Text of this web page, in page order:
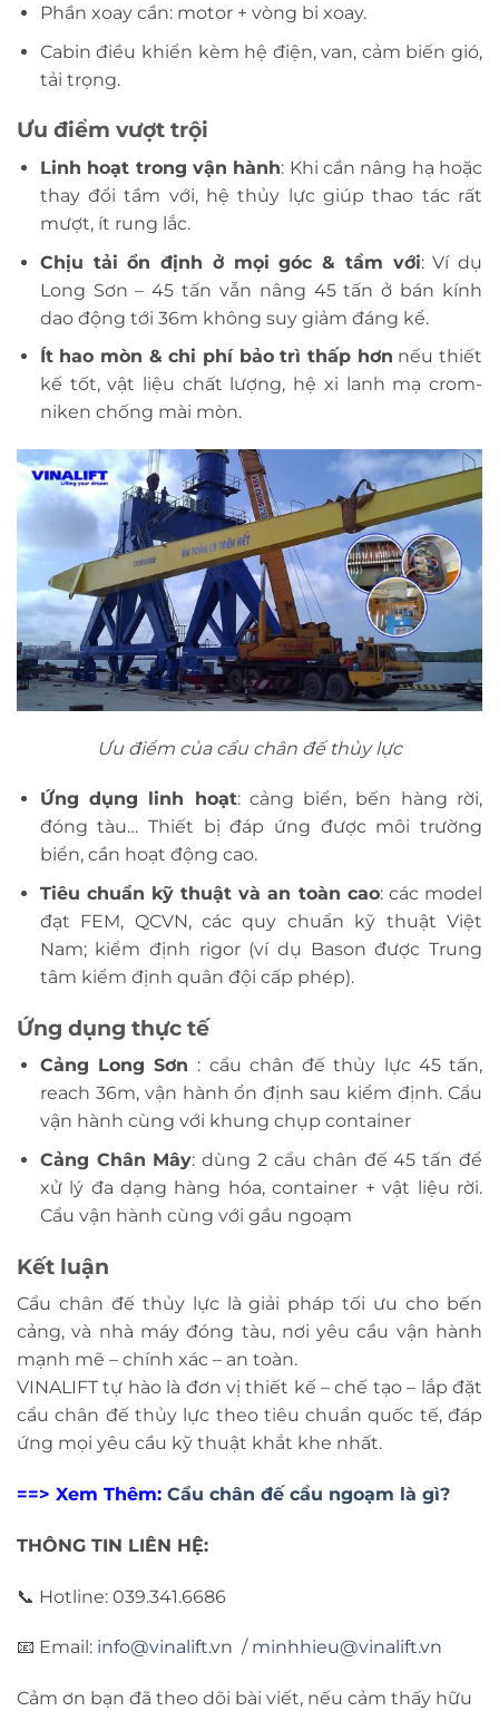
Phần xoay cần: motor + vòng bi xoay.
Cabin điều khiển kèm hệ điện, van, cảm biến gió,
tải trọng.
Ưu điểm vượt trội
Linh hoạt trong vận hành: Khi cần nâng hạ hoặc
thay đổi tầm với, hệ thủy lực giúp thao tác rất
mượt, ít rung lắc.
Chịu tải ổn định ở mọi góc & tầm với: Ví dụ
Long Sơn – 45 tấn vẫn nâng 45 tấn ở bán kính
dao động tới 36m không suy giảm đáng kể.
Ít hao mòn & chi phí bảo trì thấp hơn nếu thiết
kế tốt, vật liệu chất lượng, hệ xi lanh mạ crom-
niken chống mài mòn.
Ưu điểm của cẩu chân đế thủy lực
Ứng dụng linh hoạt: cảng biển, bến hàng rời,
đóng tàu… Thiết bị đáp ứng được môi trường
biển, cần hoạt động cao.
Tiêu chuẩn kỹ thuật và an toàn cao: các model
đạt FEM, QCVN, các quy chuẩn kỹ thuật Việt
Nam; kiểm định rigor (ví dụ Bason được Trung
tâm kiểm định quân đội cấp phép).
Ứng dụng thực tế
Cảng Long Sơn : cẩu chân đế thủy lực 45 tấn,
reach 36m, vận hành ổn định sau kiểm định. Cẩu
vận hành cùng với khung chụp container
Cảng Chân Mây: dùng 2 cẩu chân đế 45 tấn để
xử lý đa dạng hàng hóa, container + vật liệu rời.
Cẩu vận hành cùng với gầu ngoạm
Kết luận
Cẩu chân đế thủy lực là giải pháp tối ưu cho bến
cảng, và nhà máy đóng tàu, nơi yêu cầu vận hành
mạnh mẽ – chính xác – an toàn.
VINALIFT tự hào là đơn vị thiết kế – chế tạo – lắp đặt
cẩu chân đế thủy lực theo tiêu chuẩn quốc tế, đáp
ứng mọi yêu cầu kỹ thuật khắt khe nhất.
==> Xem Thêm: Cẩu chân đế cầu ngoạm là gì?
THÔNG TIN LIÊN HỆ:
📞 Hotline: 039.341.6686
📧 Email: info@vinalift.vn / minhhieu@vinalift.vn
Cảm ơn bạn đã theo dõi bài viết, nếu cảm thấy hữu